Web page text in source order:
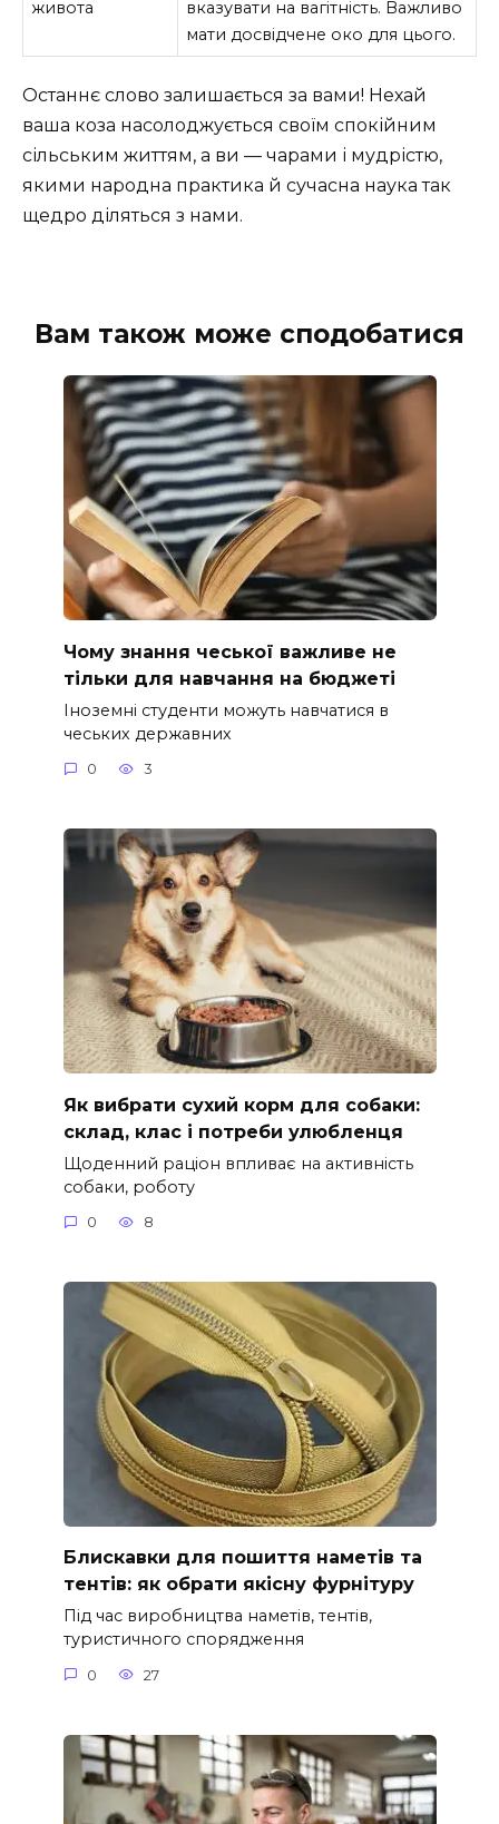
живота
вказувати на вагітність. Важливо
мати досвідчене око для цього.
Останнє слово залишається за вами! Нехай
ваша коза насолоджується своїм спокійним
сільським життям, а ви — чарами і мудрістю,
якими народна практика й сучасна наука так
щедро діляться з нами.
Вам також може сподобатися
Чому знання чеської важливе не
тільки для навчання на бюджеті
Іноземні студенти можуть навчатися в
чеських державних
0 3
Як вибрати сухий корм для собаки:
склад, клас і потреби улюбленця
Щоденний раціон впливає на активність
собаки, роботу
0 8
Блискавки для пошиття наметів та
тентів: як обрати якісну фурнітуру
Під час виробництва наметів, тентів,
туристичного спорядження
0 27